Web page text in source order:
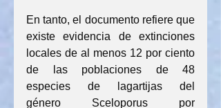
En tanto, el documento refiere que
existe evidencia de extinciones
locales de al menos 12 por ciento
de las poblaciones de 48
especies de lagartijas del
género Sceloporus por